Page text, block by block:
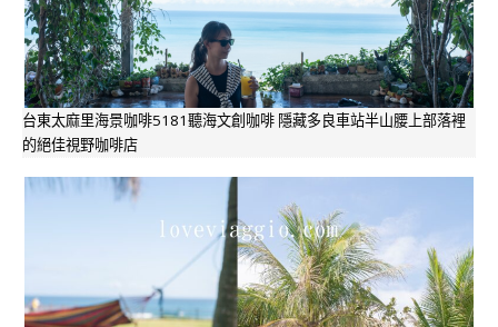
台東太麻里海景咖啡5181聽海文創咖啡 隱藏多良車站半山腰上部落裡
的絕佳視野咖啡店